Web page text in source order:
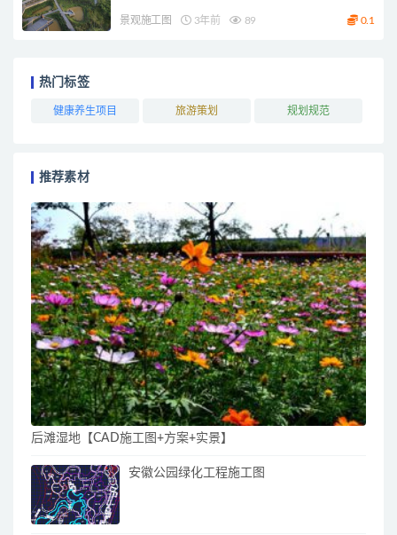
景观施工图 3年前 89 0.1
热门标签
健康养生项目 旅游策划 规划规范
推荐素材
后滩湿地【CAD施工图+方案+实景】
安徽公园绿化工程施工图